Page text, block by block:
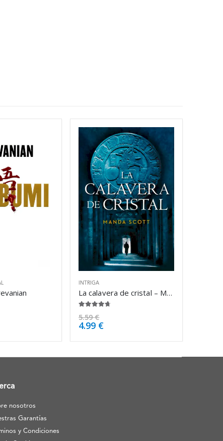
INTRIGA
La calavera de cristal – Manda Scott
5.59€
4.99 €
nosotros
Garantías
y Condiciones